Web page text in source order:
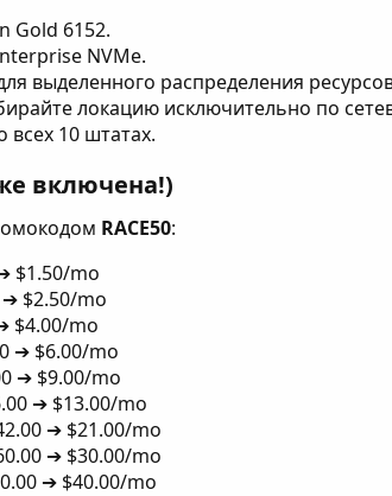
Gold 6152.
NVMe.
выделенного распределения
локацию исключительно по
10 штатах.
включена!)​
RACE50:
$1.50/mo
➔ $2.50/mo
$4.00/mo
➔ $6.00/mo
➔ $9.00/mo
➔ $13.00/mo
➔ $21.00/mo
➔ $30.00/mo
➔ $40.00/mo